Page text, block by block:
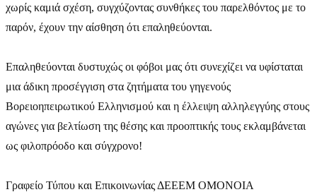
χωρίς καμιά σχέση, συγχύζοντας συνθήκες του παρελθόντος με το
παρόν, έχουν την αίσθηση ότι επαληθεύονται.
Επαληθεύονται δυστυχώς οι φόβοι μας ότι συνεχίζει να υφίσταται
μια άδικη προσέγγιση στα ζητήματα του γηγενούς
Βορειοηπειρωτικού Ελληνισμού και η έλλειψη αλληλεγγύης στους
αγώνες για βελτίωση της θέσης και προοπτικής τους εκλαμβάνεται
ως φιλοπρόοδο και σύγχρονο!
Γραφείο Τύπου και Επικοινωνίας ΔΕΕΕΜ ΟΜΟΝΟΙΑ